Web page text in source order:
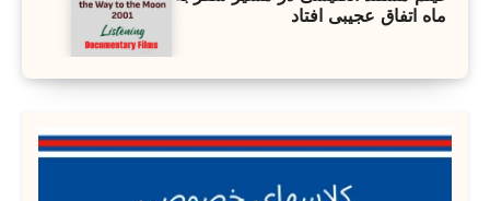
ماه اتفاق عجیبی افتاد